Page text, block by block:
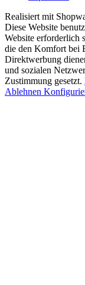
Realisiert mit
Diese Website
Website erforderlich
die den Komfort bei
Direktwerbung
und sozialen
Zustimmung gesetzt.
Ablehnen